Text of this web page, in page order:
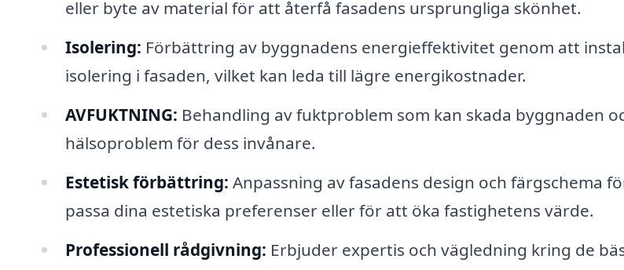
eller byte av material för att återfå fasadens ursprungliga skönhet.
Isolering: Förbättring av byggnadens energieffektivitet genom att
isolering i fasaden, vilket kan leda till lägre energikostnader.
AVFUKTNING: Behandling av fuktproblem som kan skada byggnaden
hälsoproblem för dess invånare.
Estetisk förbättring: Anpassning av fasadens design och färgschema
passa dina estetiska preferenser eller för att öka fastighetens värde.
Professionell rådgivning: Erbjuder expertis och vägledning kring de